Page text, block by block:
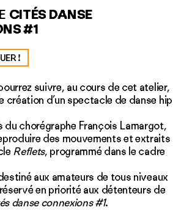
CITÉS DANSE
#1
!
suivre, au cours de cet atelier,
création d’un spectacle de danse hip
du chorégraphe François Lamargot,
des mouvements et extraits
Reflets, programmé dans le cadre
aux amateurs de tous niveaux
en priorité aux détenteurs de
danse connexions #1.